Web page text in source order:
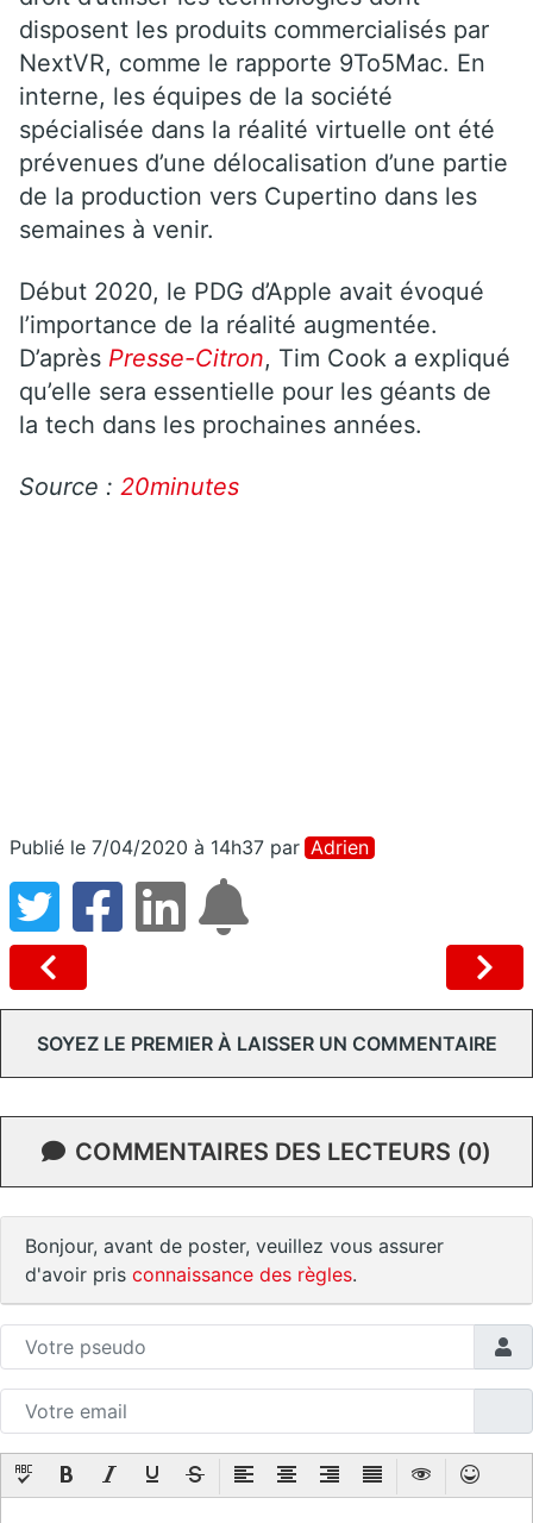
disposent les produits commercialisés par
NextVR, comme le rapporte 9To5Mac. En
interne, les équipes de la société
spécialisée dans la réalité virtuelle ont été
prévenues d’une délocalisation d’une partie
de la production vers Cupertino dans les
semaines à venir.
Début 2020, le PDG d’Apple avait évoqué
l’importance de la réalité augmentée.
D’après Presse-Citron, Tim Cook a expliqué
qu’elle sera essentielle pour les géants de
la tech dans les prochaines années.
Source : 20minutes
Publié le 7/04/2020 à 14h37 par Adrien
SOYEZ LE PREMIER À LAISSER UN COMMENTAIRE
COMMENTAIRES DES LECTEURS (0)
Bonjour, avant de poster, veuillez vous assurer
d'avoir pris connaissance des règles.